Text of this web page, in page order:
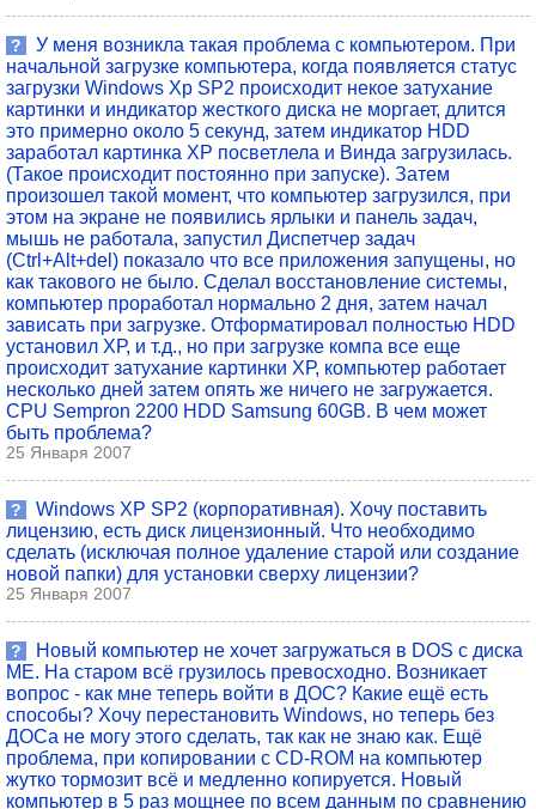
?
У меня возникла такая проблема с компьютером. При
начальной загрузке компьютера, когда появляется статус
загрузки Windows Xp SP2 происходит некое затухание
картинки и индикатор жесткого диска не моргает, длится
это примерно около 5 секунд, затем индикатор HDD
заработал картинка ХР посветлела и Винда загрузилась.
(Такое происходит постоянно при запуске). Затем
произошел такой момент, что компьютер загрузился, при
этом на экране не появились ярлыки и панель задач,
мышь не работала, запустил Диспетчер задач
(Ctrl+Alt+del) показало что все приложения запущены, но
как такового не было. Сделал восстановление системы,
компьютер проработал нормально 2 дня, затем начал
зависать при загрузке. Отформатировал полностью HDD
установил ХР, и т.д., но при загрузке компа все еще
происходит затухание картинки ХР, компьютер работает
несколько дней затем опять же ничего не загружается.
CPU Sempron 2200 HDD Samsung 60GB. В чем может
быть проблема?
25 Января 2007
?
Windows ХP SP2 (корпоративная). Хочу поставить
лицензию, есть диск лицензионный. Что необходимо
сделать (исключая полное удаление старой или создание
новой папки) для установки сверху лицензии?
25 Января 2007
?
Новый компьютер не хочет загружаться в DOS с диска
МЕ. На старом всё грузилось превосходно. Возникает
вопрос - как мне теперь войти в ДОС? Какие ещё есть
способы? Хочу перестановить Windows, но теперь без
ДОСа не могу этого сделать, так как не знаю как. Ещё
проблема, при копировании с CD-ROM на компьютер
жутко тормозит всё и медленно копируется. Новый
компьютер в 5 раз мощнее по всем данным по сравнению